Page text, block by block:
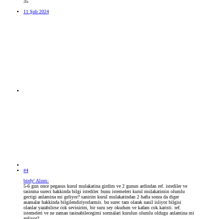
35
11 Şub 2024
#4
birdy' Alıntı:
5-6 gun once pegasus kurul mulakatina girdim ve 2 gunun ardindan ref. istediler ve
tasinma sureci hakkinda bilgi istediler. bunu istemeleri kurul mulakatimin olumlu
gectigi anlamina mi geliyor? sanirim kurul mulakatindan 2 hafta sonra da diger
asamalar hakkinda bilgilendiriyorlarmis. bu surec tam olarak nasil isliyor bilgisi
olanlar yazabilirse cok sevinirim, bir suru sey okudum ve kafam cok karisti. ref.
istemeleri ve ne zaman tasinabilecegimi sormalari kurulun olumlu oldugu anlamina mi